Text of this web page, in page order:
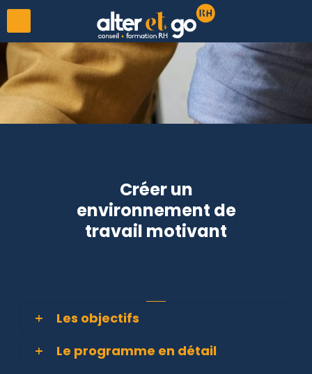
Créer un
environnement de
travail motivant
Les objectifs
Le programme en détail